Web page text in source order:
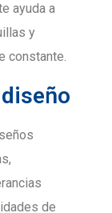
ayuda a
y
constante.
de